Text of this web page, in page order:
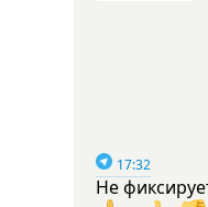
17:32
Не